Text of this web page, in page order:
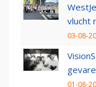
vlucht
03-08-
01-08-